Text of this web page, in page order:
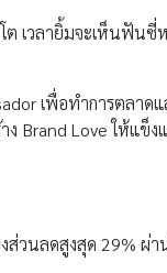
ต เวลายิ้มจะเห็นฟันซี่
เพื่อทำการตลาดแ
Brand Love ให้แข็งแ
ส่วนลดสูงสุด 29% ผ่